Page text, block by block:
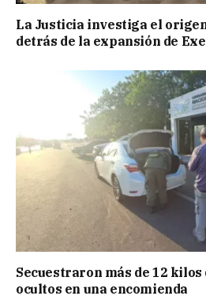
La Justicia investiga el
detrás de la expansión de
Secuestraron más de 12
ocultos en una encomienda